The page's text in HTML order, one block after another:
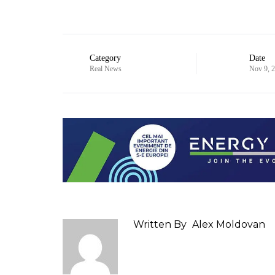
Category
Real News
Date
Nov 9,
Written By Alex Moldovan